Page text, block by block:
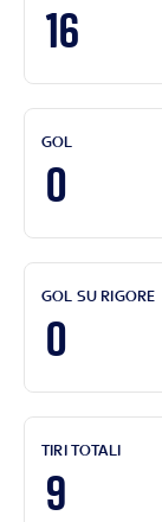
16
GOL
0
GOL SU RIGORE
0
TIRI TOTALI
9